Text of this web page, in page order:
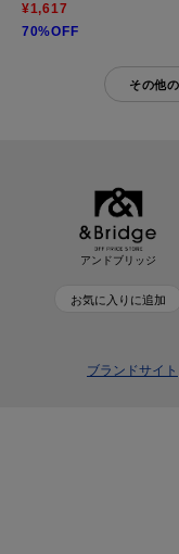
¥1,617
70%OFF
その他
アンドブリッジ
お気に入りに追加
ブランドサイト